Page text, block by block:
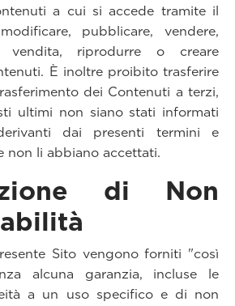
a cui si accede tramite il
pubblicare, vendere,
vendita, riprodurre o creare
È inoltre proibito trasferire
dei Contenuti a terzi,
ultimi non siano stati informati
dai presenti termini e
non li abbiano accettati.
di Non
Sito vengono forniti "così
alcuna garanzia, incluse le
a un uso specifico e di non